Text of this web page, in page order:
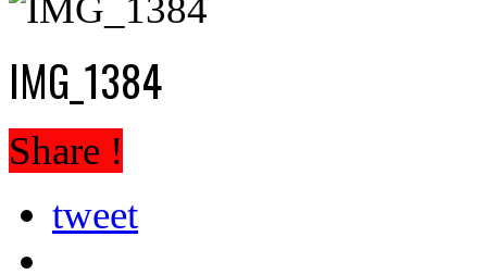
IMG_1384
Share !
tweet